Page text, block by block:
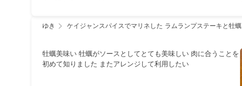
ゆき ケイジャンスパイスでマリネした ラムランプステーキと牡蠣
牡蠣美味い 牡蠣がソースとしてとても美味しい 肉に合うことを
初めて知りました またアレンジして利用したい